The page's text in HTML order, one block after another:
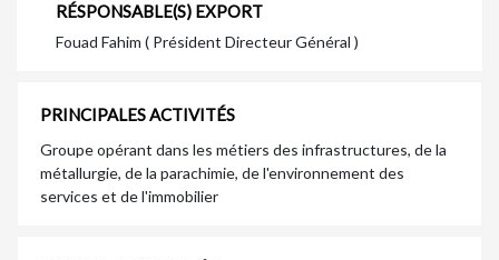
RÉSPONSABLE(S) EXPORT
Fouad Fahim ( Président Directeur Général )
PRINCIPALES ACTIVITÉS
Groupe opérant dans les métiers des infrastructures, de la
métallurgie, de la parachimie, de l'environnement des
services et de l'immobilier